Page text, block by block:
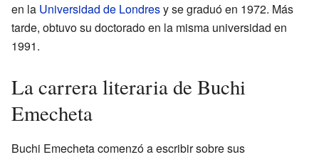
en la Universidad de Londresy se graduó en 1972. Más
tarde, obtuvo su doctorado en la misma universidad en
1991.
La carrera literaria de Buchi
Emecheta
Buchi Emecheta comenzó a escribir sobre sus